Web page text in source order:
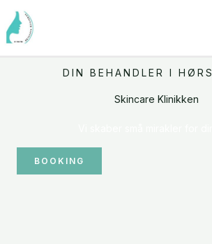
indholdet
DIN BEHANDLER I
Skincare Klinikken
BOOKING